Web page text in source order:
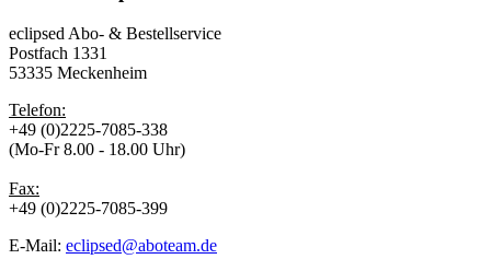
eclipsed Abo- & Bestellservice
Postfach 1331
53335 Meckenheim
Telefon:
+49 (0)2225-7085-338
(Mo-Fr 8.00 - 18.00 Uhr)
Fax:
+49 (0)2225-7085-399
E-Mail: eclipsed@aboteam.de